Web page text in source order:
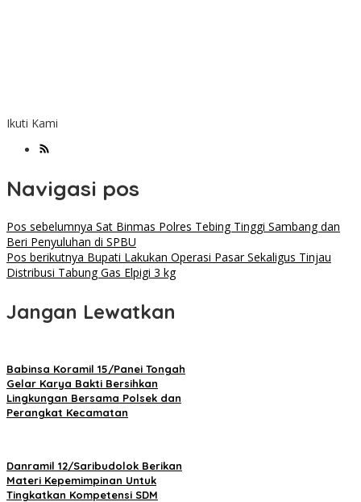
Ikuti Kami
Navigasi pos
Pos sebelumnya Sat Binmas Polres Tebing Tinggi Sambang dan
Beri Penyuluhan di SPBU
Pos berikutnya Bupati Lakukan Operasi Pasar Sekaligus Tinjau
Distribusi Tabung Gas Elpigi 3 kg
Jangan Lewatkan
Babinsa Koramil 15/Panei Tongah
Gelar Karya Bakti Bersihkan
Lingkungan Bersama Polsek dan
Perangkat Kecamatan
Danramil 12/Saribudolok Berikan
Materi Kepemimpinan Untuk
Tingkatkan Kompetensi SDM